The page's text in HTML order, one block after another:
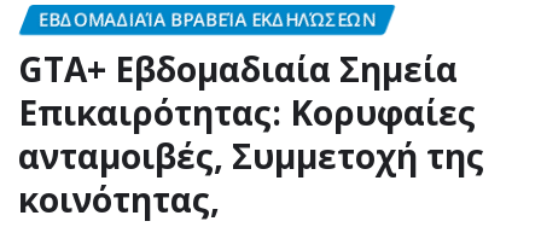
ΕΒΔΟΜΑΔΙΑΊΑ ΒΡΑΒΕΊΑ ΕΚΔΗΛΏΣΕΩΝ
GTA+ Εβδομαδιαία Σημεία
Επικαιρότητας: Κορυφαίες
ανταμοιβές, Συμμετοχή της
κοινότητας,